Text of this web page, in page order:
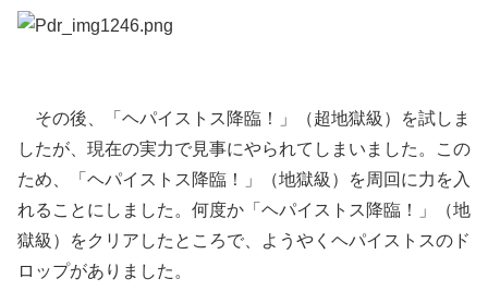
その後、「ヘパイストス降臨！」（超地獄級）を試しま
したが、現在の実力で見事にやられてしまいました。この
ため、「ヘパイストス降臨！」（地獄級）を周回に力を入
れることにしました。何度か「ヘパイストス降臨！」（地
獄級）をクリアしたところで、ようやくヘパイストスのド
ロップがありました。